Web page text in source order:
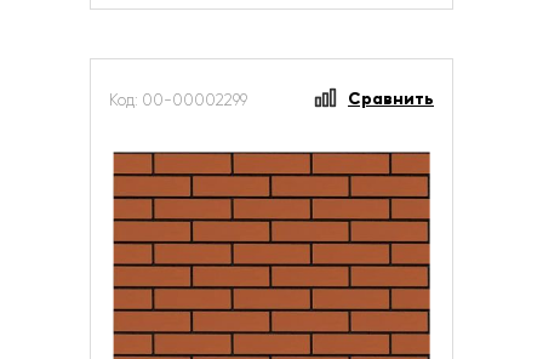
Код: 00-00002299 Сравнить